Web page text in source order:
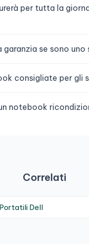
per tutta la
se sono uno
consigliate per gli
notebook
Correlati
Portatili Dell